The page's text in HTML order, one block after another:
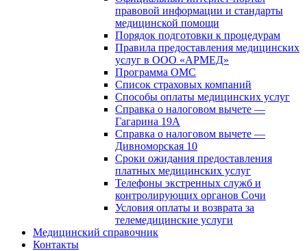
правовой информации и стандарты
медицинской помощи
Порядок подготовки к процедурам
Правила предоставления медицинских
услуг в ООО «АРМЕД»
Программа ОМС
Список страховых компаний
Способы оплаты медицинских услуг
Справка о налоговом вычете —
Гагарина 19А
Справка о налоговом вычете —
Дивноморская 10
Сроки ожидания предоставления
платных медицинских услуг
Телефоны экстренных служб и
контролирующих органов Сочи
Условия оплаты и возврата за
телемедицинские услуги
Медицинский справочник
Контакты